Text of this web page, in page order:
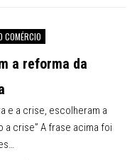
COMÉRCIO
a reforma da
e a crise, escolheram a
a crise” A frase acima foi